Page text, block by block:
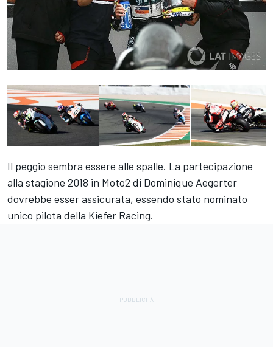
Il peggio sembra essere alle spalle. La partecipazione
alla stagione 2018 in Moto2 di Dominique Aegerter
dovrebbe esser assicurata, essendo stato nominato
unico pilota della Kiefer Racing.